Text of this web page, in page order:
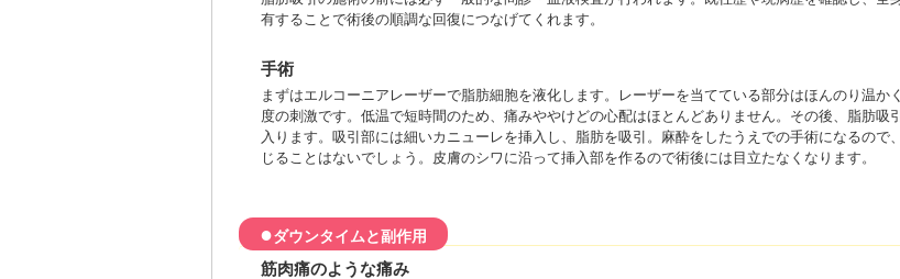
有することで術後の順調な回復につなげてくれます。
手術
まずはエルコーニアレーザーで脂肪細胞を液化します。レーザーを当てている部分はほんのり温か
度の刺激です。低温で短時間のため、痛みややけどの心配はほとんどありません。その後、脂肪吸
入ります。吸引部には細いカニューレを挿入し、脂肪を吸引。麻酔をしたうえでの手術になるので
じることはないでしょう。皮膚のシワに沿って挿入部を作るので術後には目立たなくなります。
●ダウンタイムと副作用
筋肉痛のような痛み